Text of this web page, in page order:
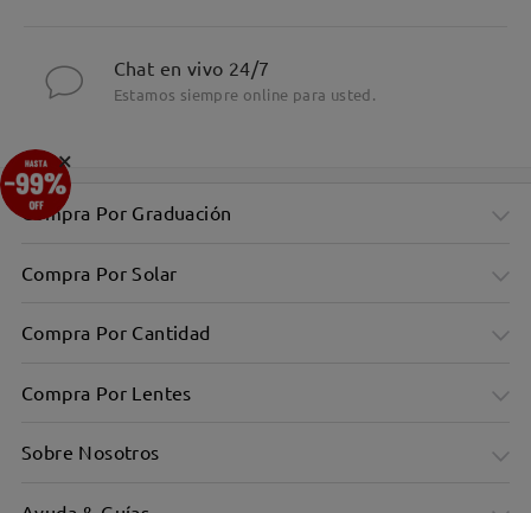
Chat en vivo 24/7
Estamos siempre online para usted.
Compra Por Graduación
Compra Por Solar
Compra Por Cantidad
Compra Por Lentes
Sobre Nosotros
×